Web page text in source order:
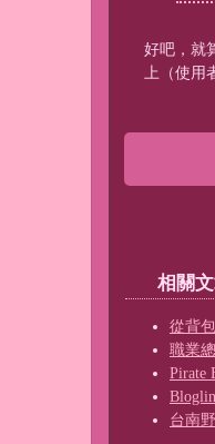
好吧，就
上（使用
相關
從背
職業
Pirate
台南